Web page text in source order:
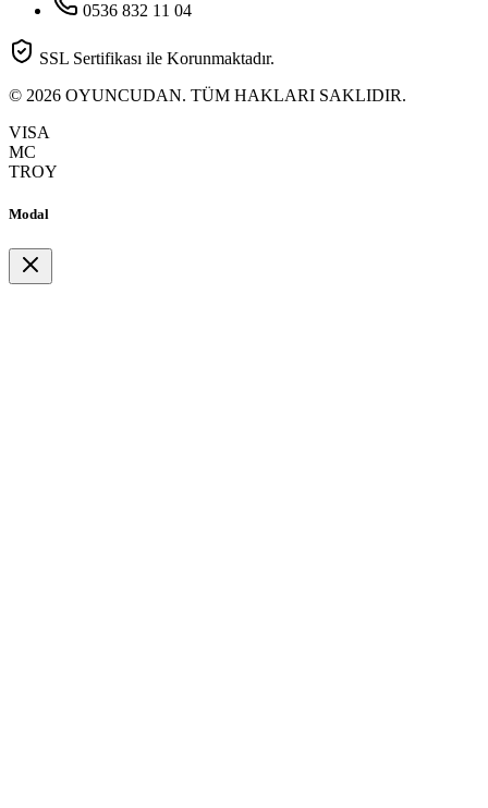
0536 832 11 04
SSL Sertifikası ile Korunmaktadır.
© 2026 OYUNCUDAN. TÜM HAKLARI SAKLIDIR.
VISA
MC
TROY
Modal